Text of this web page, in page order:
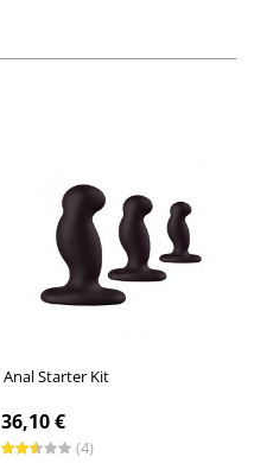
Anal Starter Kit
36,10 €
(4)